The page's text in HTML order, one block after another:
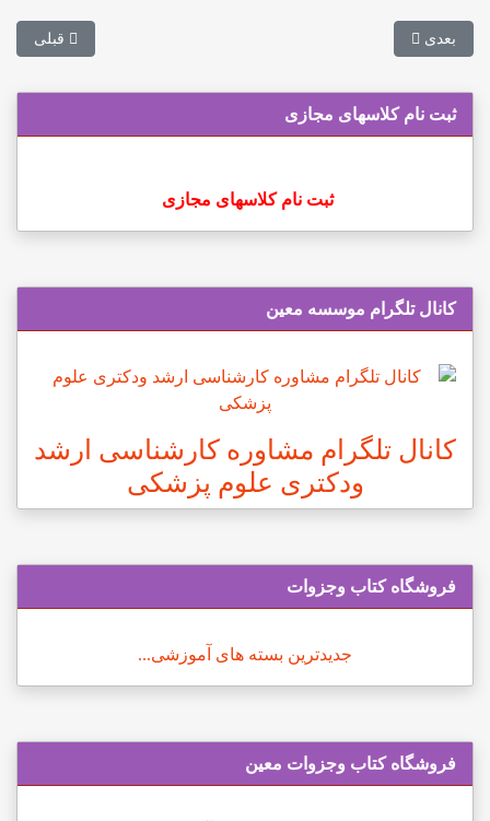
مطلب قبلی:
قبلی مطلب بعدی: ظرفیت پذیرش دکتری داروسازی بالینی
بعدی
ثبت نام کلاسهای مجازی
ثبت نام کلاسهای مجازی
کانال تلگرام موسسه معین
کانال تلگرام مشاوره کارشناسی ارشد
ودکتری علوم پزشکی
فروشگاه کتاب وجزوات
جدیدترین بسته های آموزشی...
فروشگاه کتاب وجزوات معین